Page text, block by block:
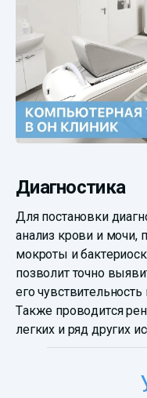
Диагностика
Для постановки
анализ крови и мочи,
мокроты и
позволит точно
его
Также проводится
легких и ряд других